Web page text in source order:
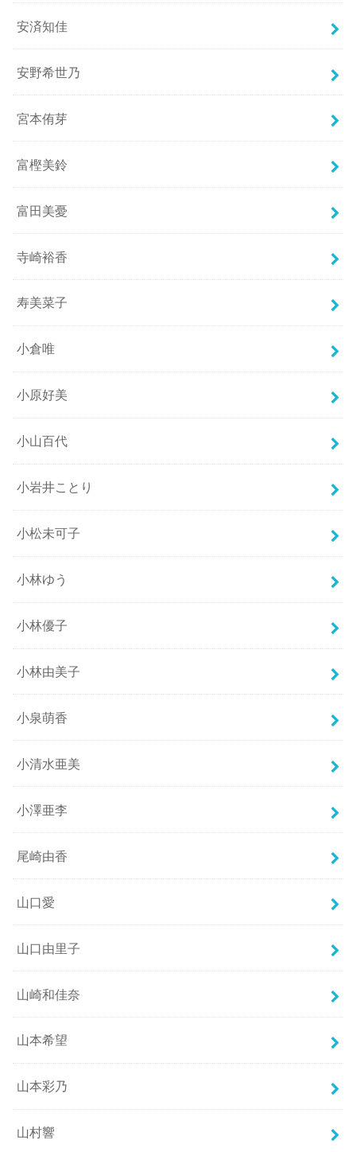
安済知佳
安野希世乃
宮本侑芽
富樫美鈴
富田美憂
寺崎裕香
寿美菜子
小倉唯
小原好美
小山百代
小岩井ことり
小松未可子
小林ゆう
小林優子
小林由美子
小泉萌香
小清水亜美
小澤亜李
尾崎由香
山口愛
山口由里子
山崎和佳奈
山本希望
山本彩乃
山村響